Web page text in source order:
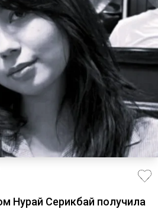
Нурай Серикбай получила